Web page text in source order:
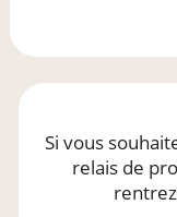
Si vous
relais de